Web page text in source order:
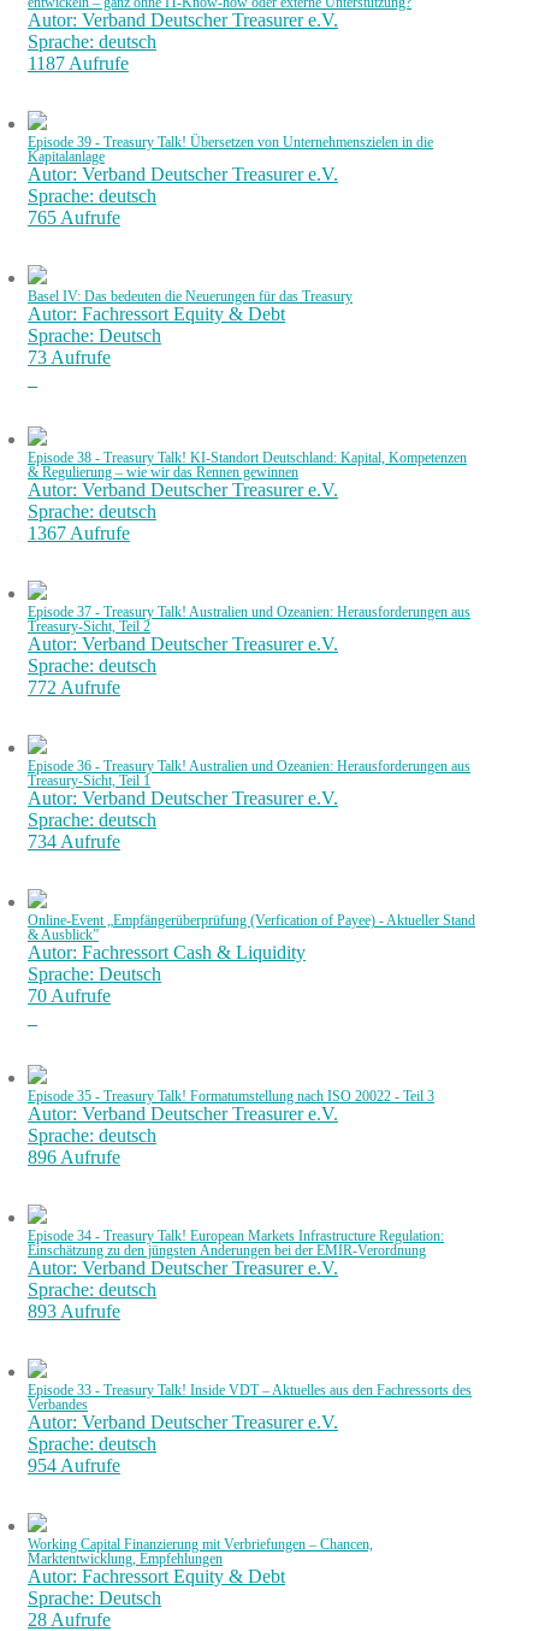
Autor: Verband Deutscher Treasurer e.V.
Sprache: deutsch
1187 Aufrufe
Episode 39 - Treasury Talk! Übersetzen von Unternehmenszielen in die
Kapitalanlage
Autor: Verband Deutscher Treasurer e.V.
Sprache: deutsch
765 Aufrufe
Basel IV: Das bedeuten die Neuerungen für das Treasury
Autor: Fachressort Equity & Debt
Sprache: Deutsch
73 Aufrufe
Episode 38 - Treasury Talk! KI-Standort Deutschland: Kapital, Kompetenzen
& Regulierung – wie wir das Rennen gewinnen
Autor: Verband Deutscher Treasurer e.V.
Sprache: deutsch
1367 Aufrufe
Episode 37 - Treasury Talk! Australien und Ozeanien: Herausforderungen aus
Treasury-Sicht, Teil 2
Autor: Verband Deutscher Treasurer e.V.
Sprache: deutsch
772 Aufrufe
Episode 36 - Treasury Talk! Australien und Ozeanien: Herausforderungen aus
Treasury-Sicht, Teil 1
Autor: Verband Deutscher Treasurer e.V.
Sprache: deutsch
734 Aufrufe
Online-Event „Empfängerüberprüfung (Verfication of Payee) - Aktueller Stand
& Ausblick”
Autor: Fachressort Cash & Liquidity
Sprache: Deutsch
70 Aufrufe
Episode 35 - Treasury Talk! Formatumstellung nach ISO 20022 - Teil 3
Autor: Verband Deutscher Treasurer e.V.
Sprache: deutsch
896 Aufrufe
Episode 34 - Treasury Talk! European Markets Infrastructure Regulation:
Einschätzung zu den jüngsten Änderungen bei der EMIR-Verordnung
Autor: Verband Deutscher Treasurer e.V.
Sprache: deutsch
893 Aufrufe
Episode 33 - Treasury Talk! Inside VDT – Aktuelles aus den Fachressorts des
Verbandes
Autor: Verband Deutscher Treasurer e.V.
Sprache: deutsch
954 Aufrufe
Working Capital Finanzierung mit Verbriefungen – Chancen,
Marktentwicklung, Empfehlungen
Autor: Fachressort Equity & Debt
Sprache: Deutsch
28 Aufrufe